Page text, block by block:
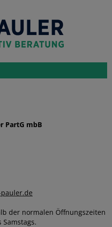
PartG mbB
der normalen Öffnungszeiten